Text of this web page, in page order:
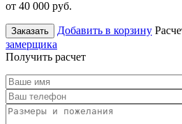
от 40 000 руб.
Заказать Добавить в корзину
замерщика
Получить расчет